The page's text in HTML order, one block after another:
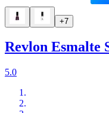
+7
Revlon Esmalte
5.0